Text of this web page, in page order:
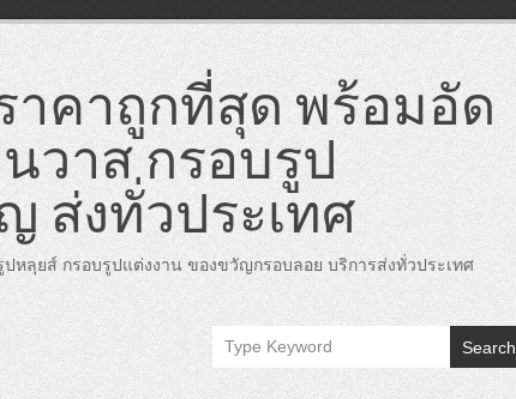
คาถูกที่สุด พร้อมอัด
วาส กรอบรูป
ส่งทั่วประเทศ
ลุยส์ กรอบรูปแต่งงาน ของขวัญกรอบลอย บริการส่งทั่วประเทศ
Search